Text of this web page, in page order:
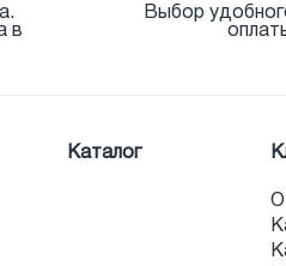
в
Выбор
Каталог
О